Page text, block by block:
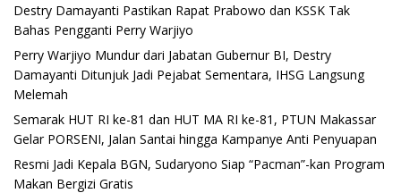
Destry Damayanti Pastikan Rapat Prabowo dan KSSK Tak
Bahas Pengganti Perry Warjiyo
Perry Warjiyo Mundur dari Jabatan Gubernur BI, Destry
Damayanti Ditunjuk Jadi Pejabat Sementara, IHSG Langsung
Melemah
Semarak HUT RI ke-81 dan HUT MA RI ke-81, PTUN Makassar
Gelar PORSENI, Jalan Santai hingga Kampanye Anti Penyuapan
Resmi Jadi Kepala BGN, Sudaryono Siap “Pacman”-kan Program
Makan Bergizi Gratis